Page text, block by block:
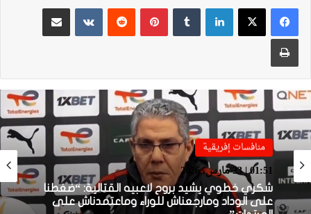
لينكدإن بينتيريست
مشاركة عبر البريد
طباعة
منافسات إفريقية
01:51 | 23 مارس، 2026
منافسات إفريقية
01:38 | 23 مارس، 2026
بعد الإقصاء من كأس “الكاف”.. أيت منا يقيل